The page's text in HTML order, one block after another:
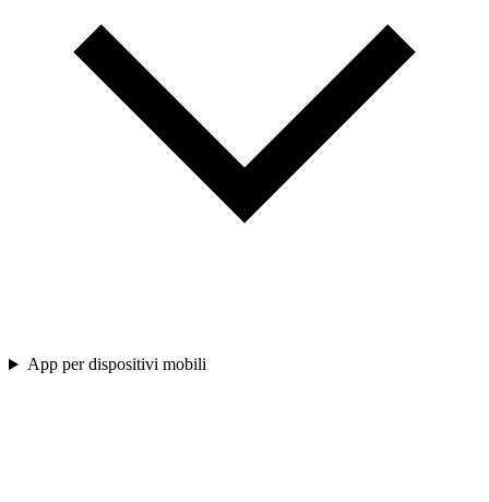
App per dispositivi mobili